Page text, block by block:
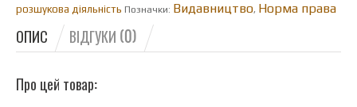
розшукова діяльність Позначки: Видавництво, Норма права
ОПИС ВІДГУКИ (0)
Про цей товар: